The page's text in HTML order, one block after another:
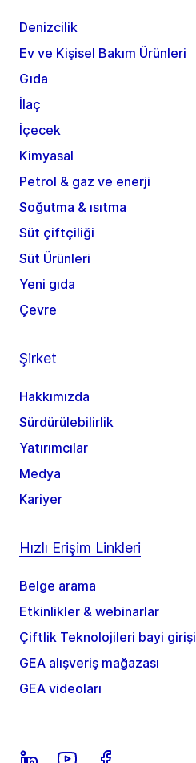
Denizcilik
Ev ve Kişisel Bakım Ürünleri
Gıda
İlaç
İçecek
Kimyasal
Petrol & gaz ve enerji
Soğutma & ısıtma
Süt çiftçiliği
Süt Ürünleri
Yeni gıda
Çevre
Şirket
Hakkımızda
Sürdürülebilirlik
Yatırımcılar
Medya
Kariyer
Hızlı Erişim Linkleri
Belge arama
Etkinlikler & webinarlar
Çiftlik Teknolojileri bayi girişi
GEA alışveriş mağazası
GEA videoları